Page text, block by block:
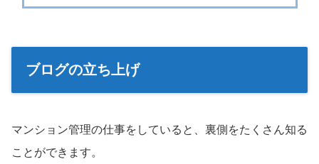
ブログの立ち上げ
マンション管理の仕事をしていると、裏側をたくさん知る
ことができます。